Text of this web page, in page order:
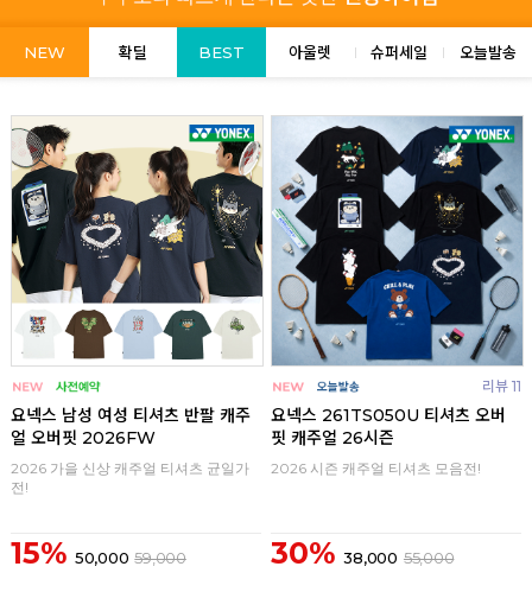
NEW 확딜 BEST 아울렛 슈퍼세일 오늘발송
요넥스 남성 여성 티셔츠 반팔 캐주
얼 오버핏 2026FW
2026 가을 신상 캐주얼 티셔츠 균일가
전!
15% 50,000 59,000
리뷰 11
요넥스 261TS050U 티셔츠 오버
핏 캐주얼 26시즌
2026 시즌 캐주얼 티셔츠 모음전!
30% 38,000 55,000